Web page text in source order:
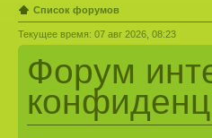
Список форумов
Текущее время: 07 авг 2026, 08:23
Форум